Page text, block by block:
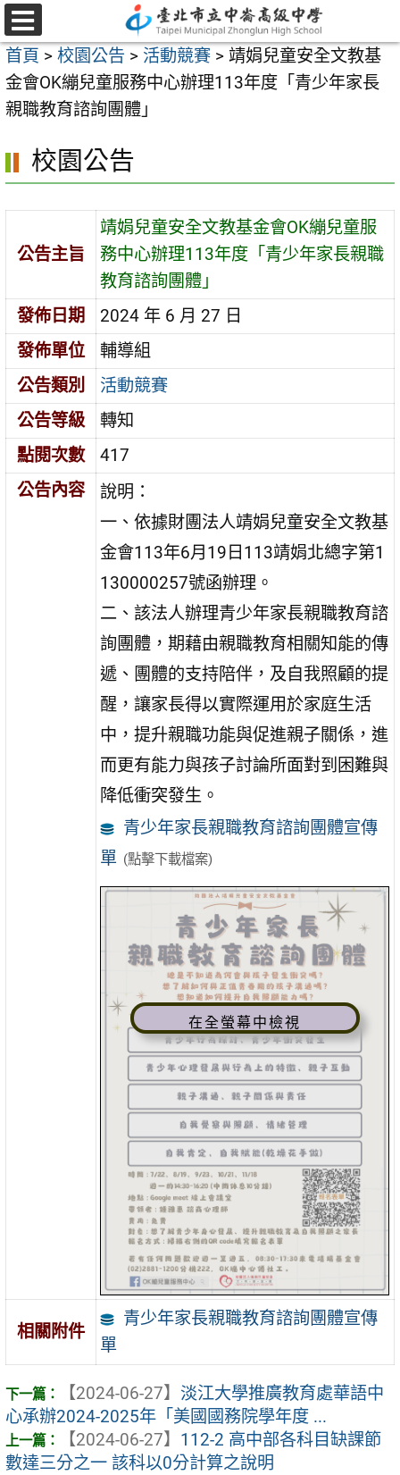
跳
至
主
要
內
區
選
單
首頁 > 校園公告 > 活動競賽 > 靖娟兒童安全文教基
金會OK繃兒童服務中心辦理113年度「青少年家長
親職教育諮詢團體」
校園公告
公告主旨
靖娟兒童安全文教基金會OK繃兒童服
務中心辦理113年度「青少年家長親職
教育諮詢團體」
發佈日期
2024 年 6 月 27 日
發佈單位
輔導組
公告類別
活動競賽
公告等級
轉知
點閱次數
417
公告內容
說明：
一、依據財團法人靖娟兒童安全文教基
金會113年6月19日113靖娟北總字第1
130000257號函辦理。
二、該法人辦理青少年家長親職教育諮
詢團體，期藉由親職教育相關知能的傳
遞、團體的支持陪伴，及自我照顧的提
醒，讓家長得以實際運用於家庭生活
中，提升親職功能與促進親子關係，進
而更有能力與孩子討論所面對到困難與
降低衝突發生。
青少年家長親職教育諮詢團體宣傳
單 (點擊下載檔案)
在全螢幕中檢視
相關附件
青少年家長親職教育諮詢團體宣傳
單
【2024-06-27】 淡江大學推廣教育處華語中
心承辦2024-2025年「美國國務院學年度 ...
【2024-06-27】 112-2 高中部各科目缺課節
數達三分之一 該科以0分計算之說明